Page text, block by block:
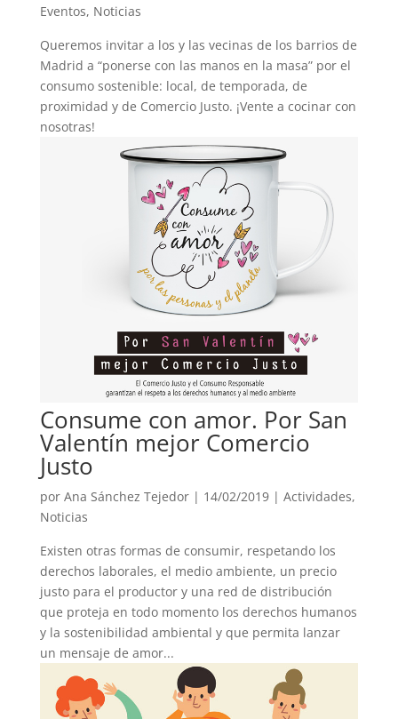
Eventos, Noticias
Queremos invitar a los y las vecinas de los barrios de
Madrid a “ponerse con las manos en la masa” por el
consumo sostenible: local, de temporada, de
proximidad y de Comercio Justo. ¡Vente a cocinar con
nosotras!
Consume con amor. Por San
Valentín mejor Comercio
Justo
por Ana Sánchez Tejedor| 14/02/2019 | Actividades,
Noticias
Existen otras formas de consumir, respetando los
derechos laborales, el medio ambiente, un precio
justo para el productor y una red de distribución
que proteja en todo momento los derechos humanos
y la sostenibilidad ambiental y que permita lanzar
un mensaje de amor...